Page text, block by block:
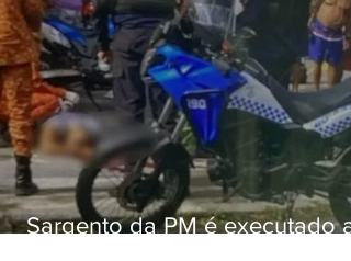
Sargento da PM é executado a